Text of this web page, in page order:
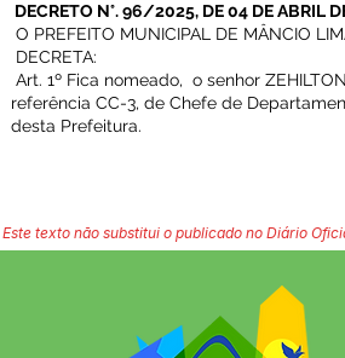
DECRETO N°. 96/2025, DE 04 DE ABRIL
O PREFEITO MUNICIPAL DE MÂNCIO
DECRETA:
Art. 1º Fica nomeado, o senhor
referência CC-3, de Chefe de
desta Prefeitura.
Este texto não substitui o publicado no Diário